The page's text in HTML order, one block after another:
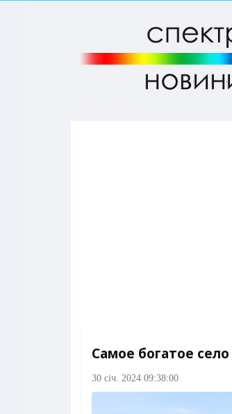
Самое богатое
30 січ. 2024 09:38:00